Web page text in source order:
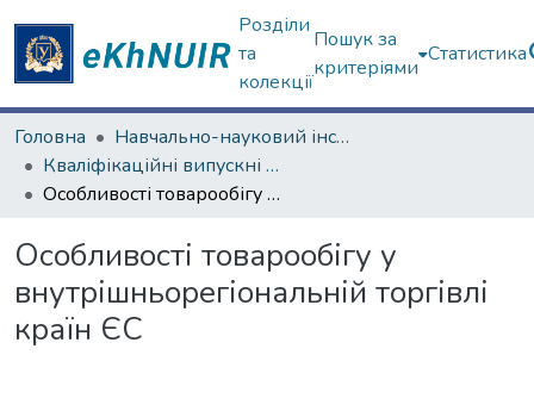
Розділи
та
колекції
Пошук за
критеріями
Статистика
Головна
Навчально-науковий інститут "Каразінський інститут міжнародних відносин та туристичного бізнесу"
Кваліфікаційні випускні роботи бакалаврів. Навчально-науковий інститут "Каразінський інститут міжнародних відносин та туристичного бізнесу"
Особливості товарообігу у внутрішньорегіональній торгівлі країн ЄС
Особливості товарообігу у
внутрішньорегіональній торгівлі
країн ЄС